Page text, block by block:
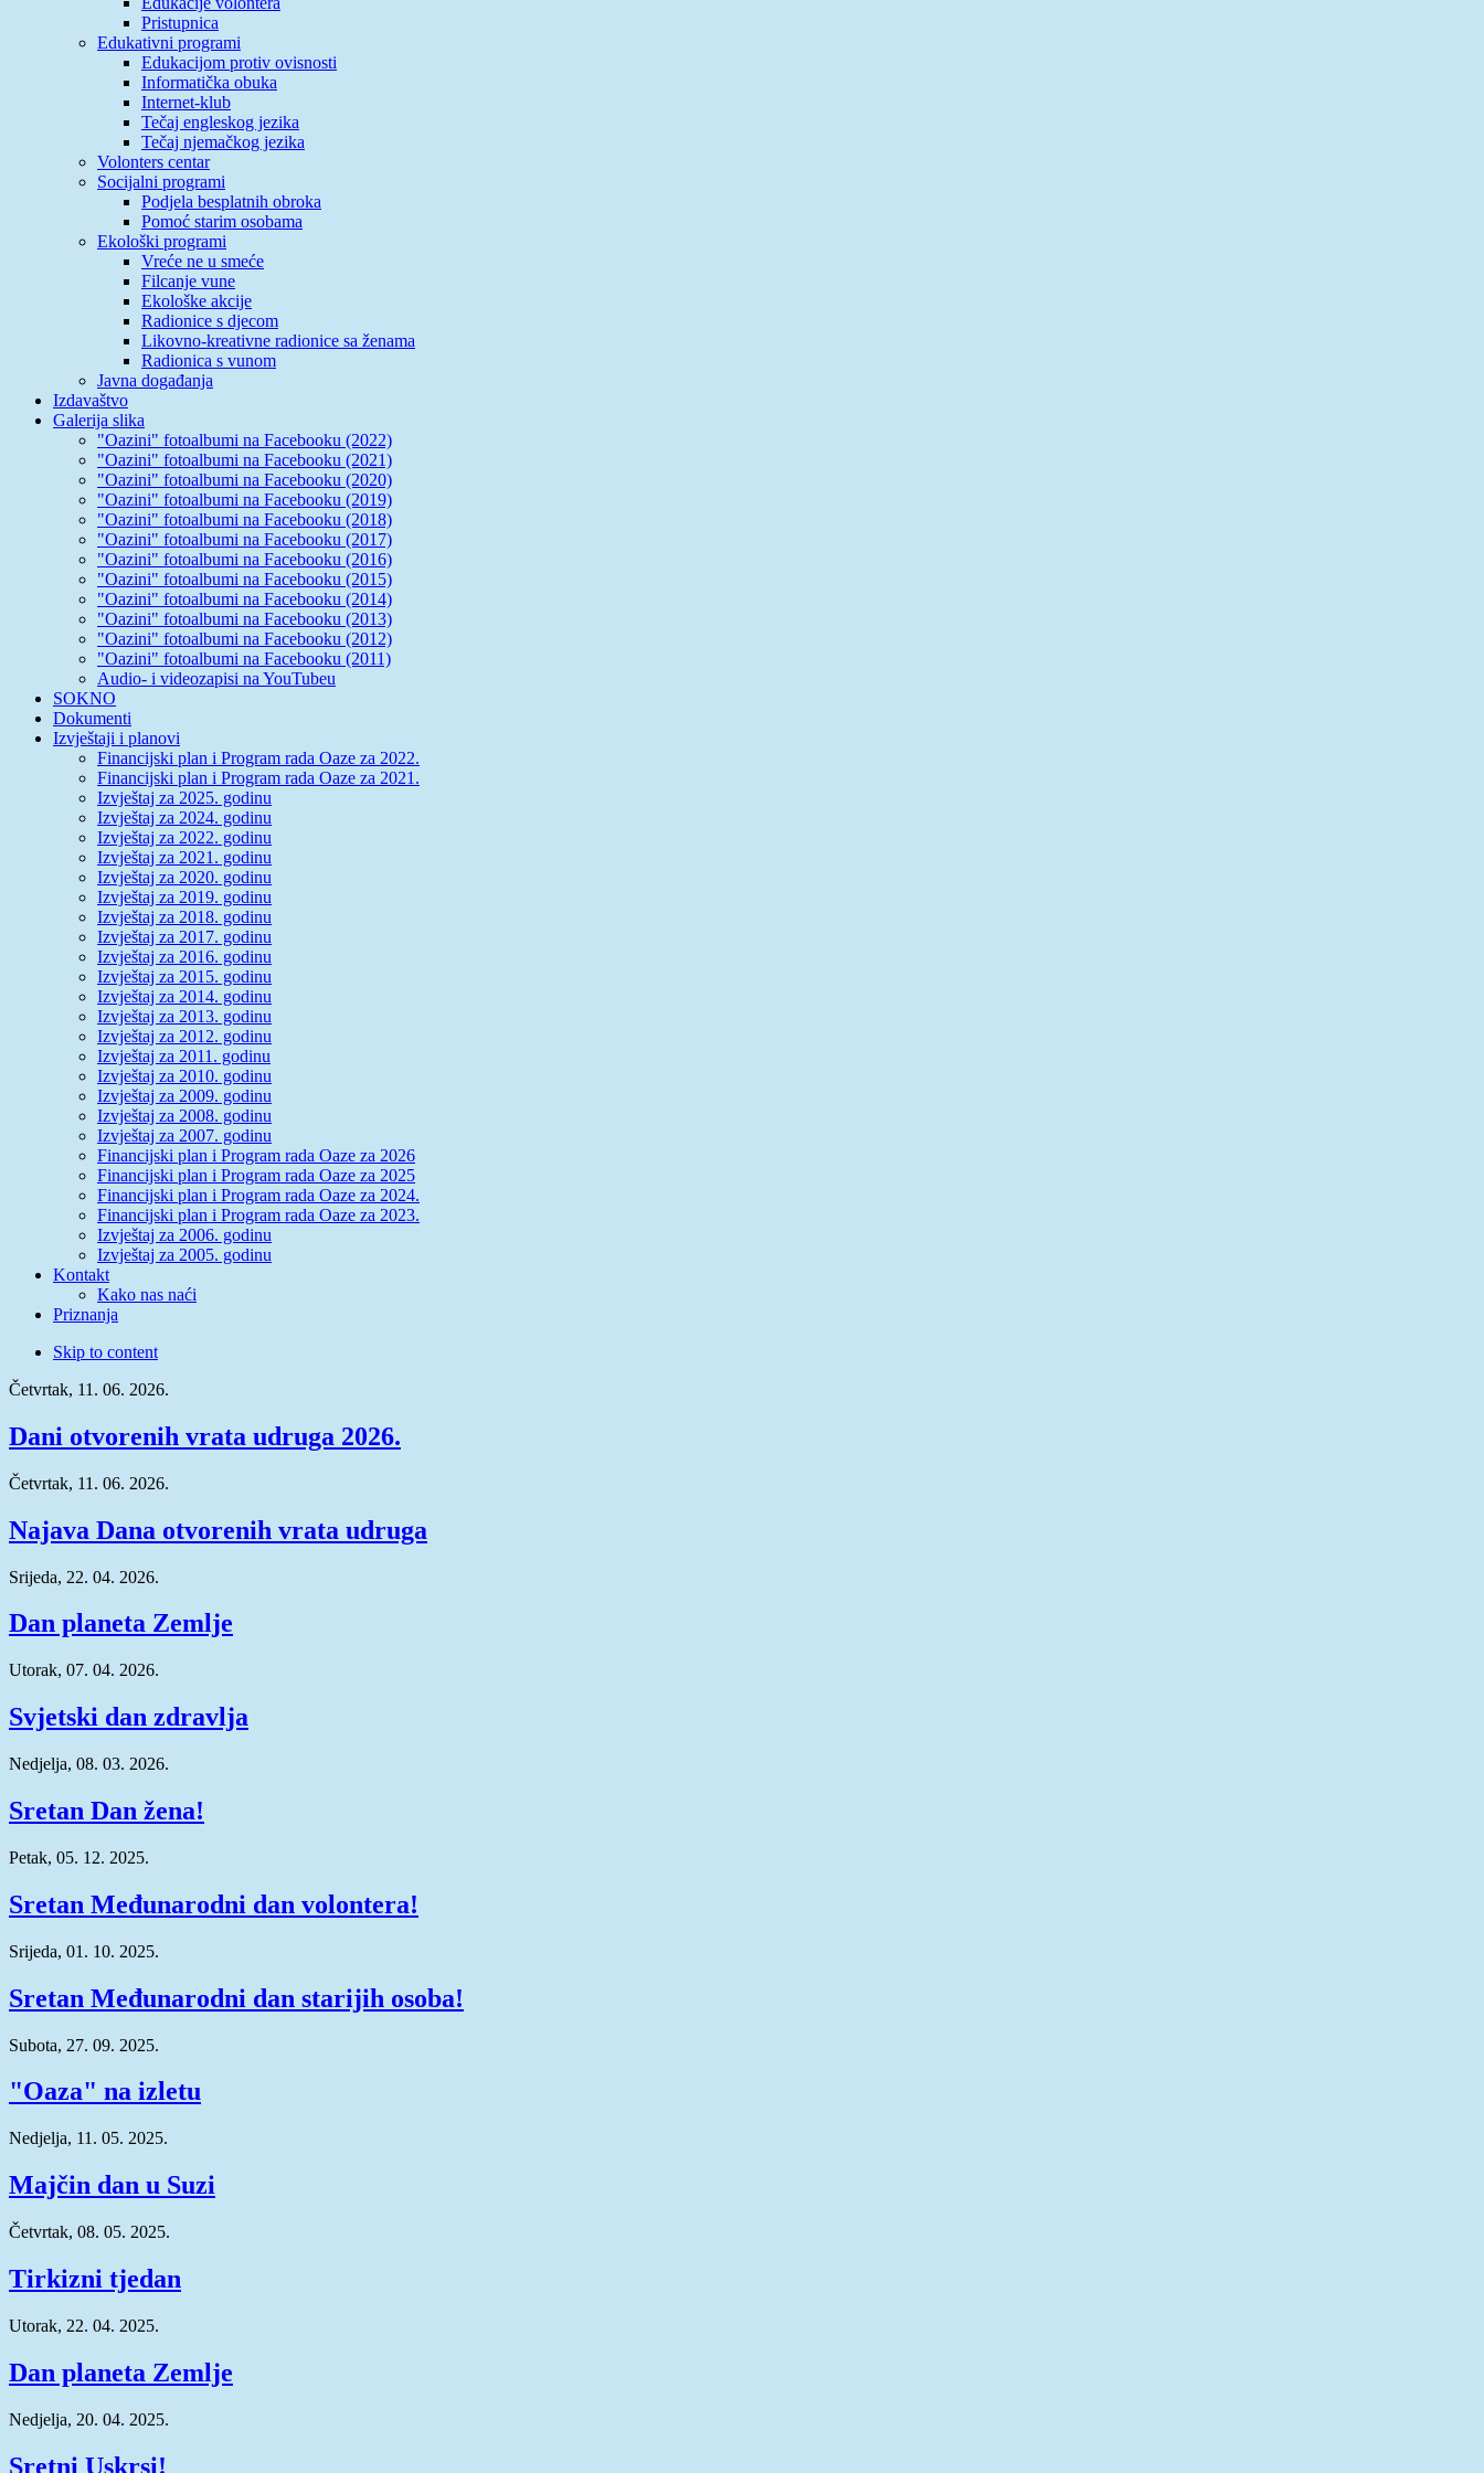
Pristupnica
Edukativni programi
Edukacijom protiv ovisnosti
Informatička obuka
Internet-klub
Tečaj engleskog jezika
Tečaj njemačkog jezika
Volonters centar
Socijalni programi
Podjela besplatnih obroka
Pomoć starim osobama
Ekološki programi
Vreće ne u smeće
Filcanje vune
Ekološke akcije
Radionice s djecom
Likovno-kreativne radionice sa ženama
Radionica s vunom
Javna događanja
Izdavaštvo
Galerija slika
"Oazini" fotoalbumi na Facebooku (2022)
"Oazini" fotoalbumi na Facebooku (2021)
"Oazini" fotoalbumi na Facebooku (2020)
"Oazini" fotoalbumi na Facebooku (2019)
"Oazini" fotoalbumi na Facebooku (2018)
"Oazini" fotoalbumi na Facebooku (2017)
"Oazini" fotoalbumi na Facebooku (2016)
"Oazini" fotoalbumi na Facebooku (2015)
"Oazini" fotoalbumi na Facebooku (2014)
"Oazini" fotoalbumi na Facebooku (2013)
"Oazini" fotoalbumi na Facebooku (2012)
"Oazini" fotoalbumi na Facebooku (2011)
Audio- i videozapisi na YouTubeu
SOKNO
Dokumenti
Izvještaji i planovi
Financijski plan i Program rada Oaze za 2022.
Financijski plan i Program rada Oaze za 2021.
Izvještaj za 2025. godinu
Izvještaj za 2024. godinu
Izvještaj za 2022. godinu
Izvještaj za 2021. godinu
Izvještaj za 2020. godinu
Izvještaj za 2019. godinu
Izvještaj za 2018. godinu
Izvještaj za 2017. godinu
Izvještaj za 2016. godinu
Izvještaj za 2015. godinu
Izvještaj za 2014. godinu
Izvještaj za 2013. godinu
Izvještaj za 2012. godinu
Izvještaj za 2011. godinu
Izvještaj za 2010. godinu
Izvještaj za 2009. godinu
Izvještaj za 2008. godinu
Izvještaj za 2007. godinu
Financijski plan i Program rada Oaze za 2026
Financijski plan i Program rada Oaze za 2025
Financijski plan i Program rada Oaze za 2024.
Financijski plan i Program rada Oaze za 2023.
Izvještaj za 2006. godinu
Izvještaj za 2005. godinu
Kontakt
Kako nas naći
Priznanja
Skip to content
Četvrtak, 11. 06. 2026.
Dani otvorenih vrata udruga 2026.
Četvrtak, 11. 06. 2026.
Najava Dana otvorenih vrata udruga
Srijeda, 22. 04. 2026.
Dan planeta Zemlje
Utorak, 07. 04. 2026.
Svjetski dan zdravlja
Nedjelja, 08. 03. 2026.
Sretan Dan žena!
Petak, 05. 12. 2025.
Sretan Međunarodni dan volontera!
Srijeda, 01. 10. 2025.
Sretan Međunarodni dan starijih osoba!
Subota, 27. 09. 2025.
"Oaza" na izletu
Nedjelja, 11. 05. 2025.
Majčin dan u Suzi
Četvrtak, 08. 05. 2025.
Tirkizni tjedan
Utorak, 22. 04. 2025.
Dan planeta Zemlje
Nedjelja, 20. 04. 2025.
Sretni Uskrsi!